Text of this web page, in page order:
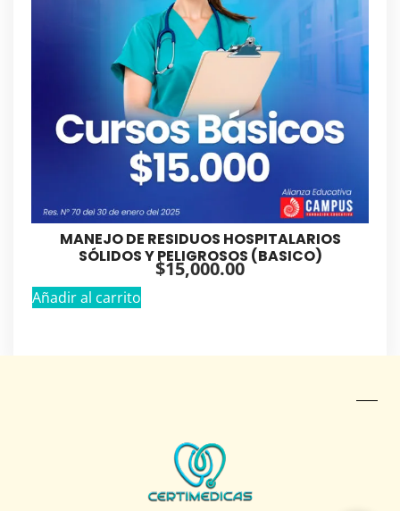
MANEJO DE RESIDUOS HOSPITALARIOS
SÓLIDOS Y PELIGROSOS (BASICO)
$15,000.00
Añadir al carrito